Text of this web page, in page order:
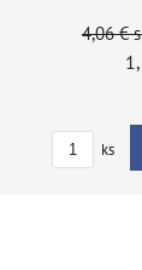
4,06 €
ks